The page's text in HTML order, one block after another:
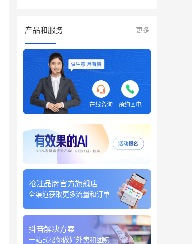
产品和服务 更多
在线咨询 预约回电
抢注品牌官方旗舰店
全渠道获取更多流量和订单
抖音解决方案
一站式帮你做好外卖和团购